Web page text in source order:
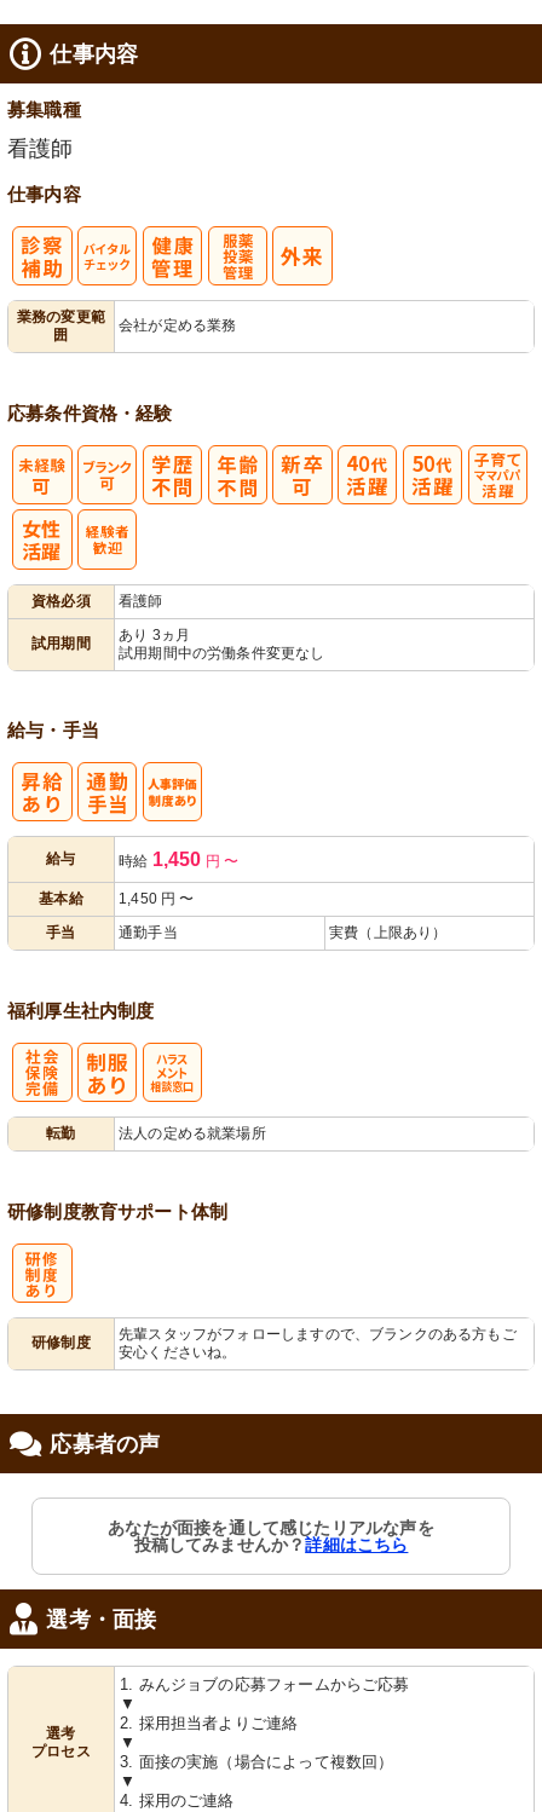
仕事内容
募集職種
看護師
仕事内容
業務の変更範
囲
会社が定める業務
応募条件資格・経験
資格必須 看護師
試用期間
あり 3ヵ月
試用期間中の労働条件変更なし
給与・手当
給与 時給 1,450 円 〜
基本給 1,450円〜
手当
通勤手当 実費（上限あり）
福利厚生社内制度
転勤 法人の定める就業場所
研修制度教育サポート体制
研修制度
先輩スタッフがフォローしますので、ブランクのある方もご
安心くださいね。
応募者の声
あなたが面接を通して感じたリアルな声を
投稿してみませんか？詳細はこちら
選考・面接
選考
プロセス
1. みんジョブの応募フォームからご応募
▼
2. 採用担当者よりご連絡
▼
3. 面接の実施（場合によって複数回）
▼
4. 採用のご連絡